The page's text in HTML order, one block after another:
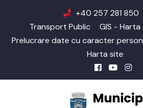
+40 257 281 850
Transport Public
GIS - Harta
Prelucrare date cu caracter
Harta site